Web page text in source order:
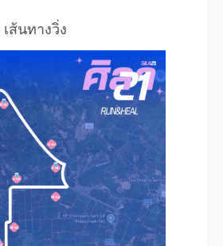
เส้นทางวิ่ง